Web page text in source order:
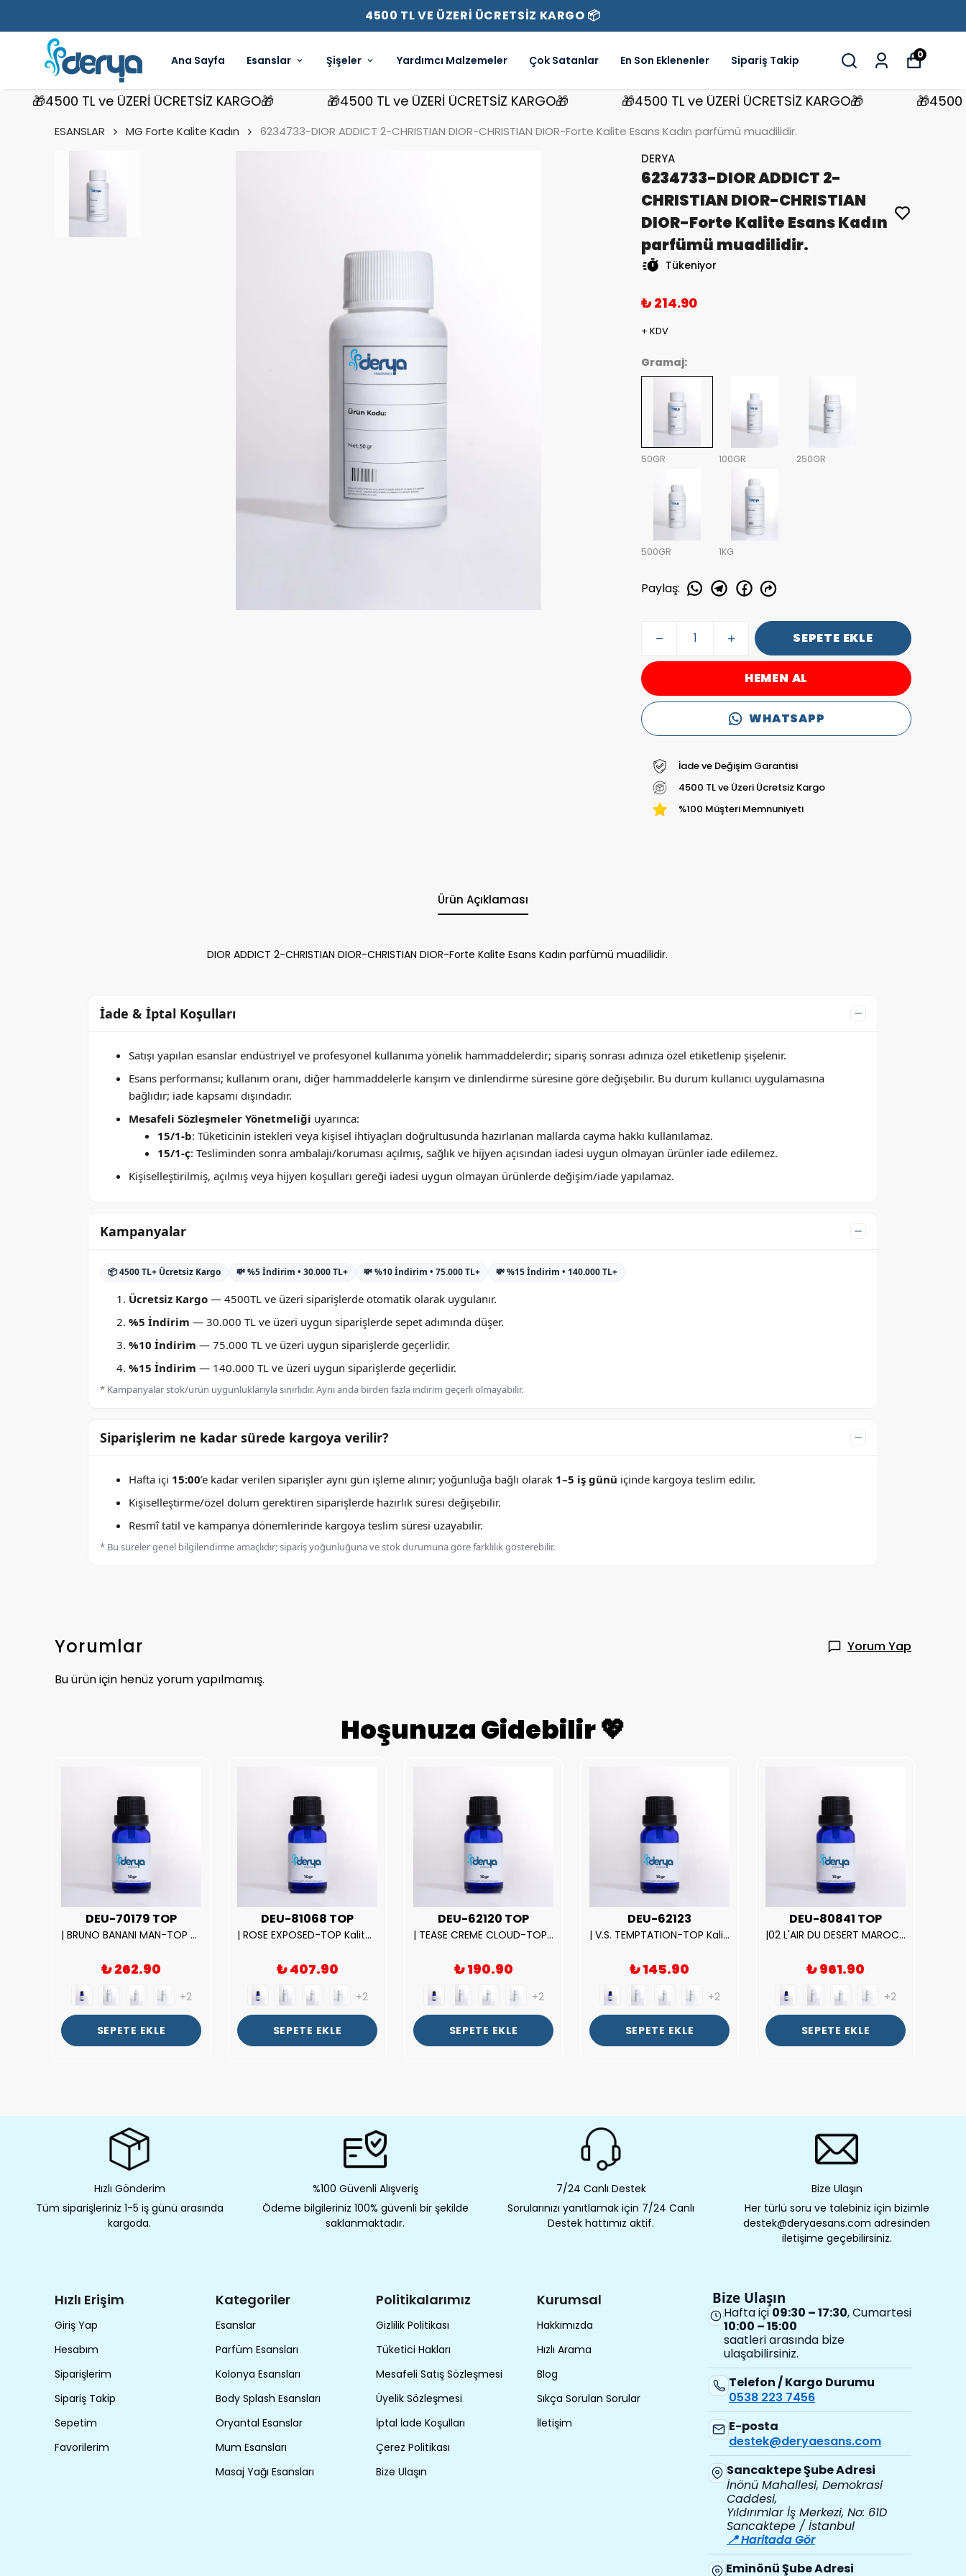
4500 TL VE ÜZERİ ÜCRETSİZ KARGO 📦
Ana Sayfa Esanslar Şişeler Yardımcı Malzemeler Çok Satanlar En Son Eklenenler Sipariş Takip 0
🎁4500 TL ve ÜZERİ ÜCRETSİZ KARGO🎁 🎁4500 TL ve ÜZERİ ÜCRETSİZ KARGO🎁 🎁4500 TL ve ÜZERİ ÜCRETSİZ KARGO🎁 🎁4500 TL
ESANSLAR MG Forte Kalite Kadın
6234733-DIOR ADDICT 2-CHRISTIAN DIOR-CHRISTIAN DIOR-Forte Kalite Esans Kadın parfümü muadilidir.
DERYA
6234733-DIOR ADDICT 2-
CHRISTIAN DIOR-CHRISTIAN
DIOR-Forte Kalite Esans Kadın
parfümü muadilidir.
Tükeniyor
₺ 214.90
+ KDV
Gramaj:
50GR 100GR 250GR
500GR 1KG
Paylaş:
SEPETE EKLE
HEMEN AL
WHATSAPP
İade ve Değişim Garantisi
4500 TL ve Üzeri Ücretsiz Kargo
%100 Müşteri Memnuniyeti
Ürün Açıklaması
DIOR ADDICT 2-CHRISTIAN DIOR-CHRISTIAN DIOR-Forte Kalite Esans Kadın parfümü muadilidir.
İade & İptal Koşulları
Satışı yapılan esanslar endüstriyel ve profesyonel kullanıma yönelik hammaddelerdir; sipariş sonrası adınıza özel etiketlenip şişelenir.
Esans performansı; kullanım oranı, diğer hammaddelerle karışım ve dinlendirme süresine göre değişebilir. Bu durum kullanıcı uygulamasına
bağlıdır; iade kapsamı dışındadır.
Mesafeli Sözleşmeler Yönetmeliği uyarınca:
15/1-b: Tüketicinin istekleri veya kişisel ihtiyaçları doğrultusunda hazırlanan mallarda cayma hakkı kullanılamaz.
15/1-ç: Tesliminden sonra ambalajı/koruması açılmış, sağlık ve hijyen açısından iadesi uygun olmayan ürünler iade edilemez.
Kişiselleştirilmiş, açılmış veya hijyen koşulları gereği iadesi uygun olmayan ürünlerde değişim/iade yapılamaz.
Kampanyalar
📦 4500 TL+ Ücretsiz Kargo 💸 %5 İndirim • 30.000 TL+ 💸 %10 İndirim • 75.000 TL+ 💸 %15 İndirim • 140.000 TL+
Ücretsiz Kargo — 4500TL ve üzeri siparişlerde otomatik olarak uygulanır.
%5 İndirim — 30.000 TL ve üzeri uygun siparişlerde sepet adımında düşer.
%10 İndirim — 75.000 TL ve üzeri uygun siparişlerde geçerlidir.
%15 İndirim — 140.000 TL ve üzeri uygun siparişlerde geçerlidir.
* Kampanyalar stok/ürün uygunluklarıyla sınırlıdır. Aynı anda birden fazla indirim geçerli olmayabilir.
Siparişlerim ne kadar sürede kargoya verilir?
Hafta içi 15:00’e kadar verilen siparişler aynı gün işleme alınır; yoğunluğa bağlı olarak 1–5 iş günü içinde kargoya teslim edilir.
Kişiselleştirme/özel dolum gerektiren siparişlerde hazırlık süresi değişebilir.
Resmî tatil ve kampanya dönemlerinde kargoya teslim süresi uzayabilir.
* Bu süreler genel bilgilendirme amaçlıdır; sipariş yoğunluğuna ve stok durumuna göre farklılık gösterebilir.
Yorumlar
Yorum Yap
Bu ürün için henüz yorum yapılmamış.
Hoşunuza Gidebilir 💖
DEU-70179 TOP
| BRUNO BANANI MAN-TOP Kalite Erkek Parfüm Esansı.|
₺ 262.90
+2
SEPETE EKLE
DEU-81068 TOP
| ROSE EXPOSED-TOP Kalite Unısex Parfüm Esansı.|
₺ 407.90
+2
SEPETE EKLE
DEU-62120 TOP
| TEASE CREME CLOUD-TOP Kalite Kadın Parfüm Esansı.|
₺ 190.90
+2
SEPETE EKLE
DEU-62123
| V.S. TEMPTATION-TOP Kalite Kadın Parfüm Esansı.|
₺ 145.90
+2
SEPETE EKLE
DEU-80841 TOP
|02 L'AIR DU DESERT MAROCAIN-TOP Kalite Unısex Parfüm Esansı.|
₺ 961.90
+2
SEPETE EKLE
Hızlı Gönderim
Tüm siparişleriniz 1-5 iş günü arasında
kargoda.
%100 Güvenli Alışveriş
Ödeme bilgileriniz 100% güvenli bir şekilde
saklanmaktadır.
7/24 Canlı Destek
Sorularınızı yanıtlamak için 7/24 Canlı
Destek hattımız aktif.
Bize Ulaşın
Her türlü soru ve talebiniz için bizimle
destek@deryaesans.com adresinden
iletişime geçebilirsiniz.
Hızlı Erişim
Giriş Yap
Hesabım
Siparişlerim
Sipariş Takip
Sepetim
Favorilerim
Kategoriler
Esanslar
Parfüm Esansları
Kolonya Esansları
Body Splash Esansları
Oryantal Esanslar
Mum Esansları
Masaj Yağı Esansları
Politikalarımız
Gizlilik Politikası
Tüketici Hakları
Mesafeli Satış Sözleşmesi
Üyelik Sözleşmesi
İptal İade Koşulları
Çerez Politikası
Bize Ulaşın
Kurumsal
Hakkımızda
Hızlı Arama
Blog
Sıkça Sorulan Sorular
İletişim
Bize Ulaşın
Hafta içi 09:30 – 17:30, Cumartesi
10:00 – 15:00
saatleri arasında bize
ulaşabilirsiniz.
Telefon / Kargo Durumu
0538 223 7456
E-posta
destek@deryaesans.com
Sancaktepe Şube Adresi
İnönü Mahallesi, Demokrasi
Caddesi,
Yıldırımlar İş Merkezi, No: 61D
Sancaktepe / İstanbul
📍 Haritada Gör
Eminönü Şube Adresi